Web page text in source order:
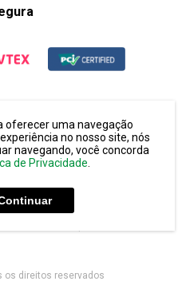
oferecer uma navegação
no nosso site, nós
navegando, você concorda
de Privacidade.
0002-60
terreo mezanino, alphaville
os direitos reservados